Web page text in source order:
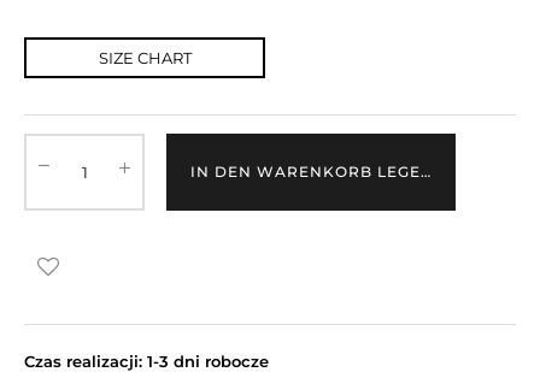
SIZE CHART
IN DEN WARENKORB LEGEN
Czas realizacji: 1-3 dni robocze